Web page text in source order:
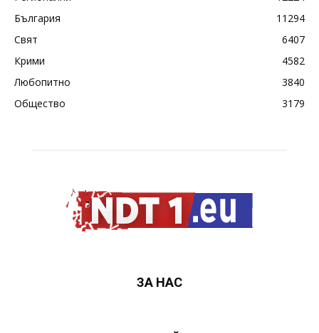
България
11294
Свят
6407
Крими
4582
Любопитно
3840
Общество
3179
ЗА НАС